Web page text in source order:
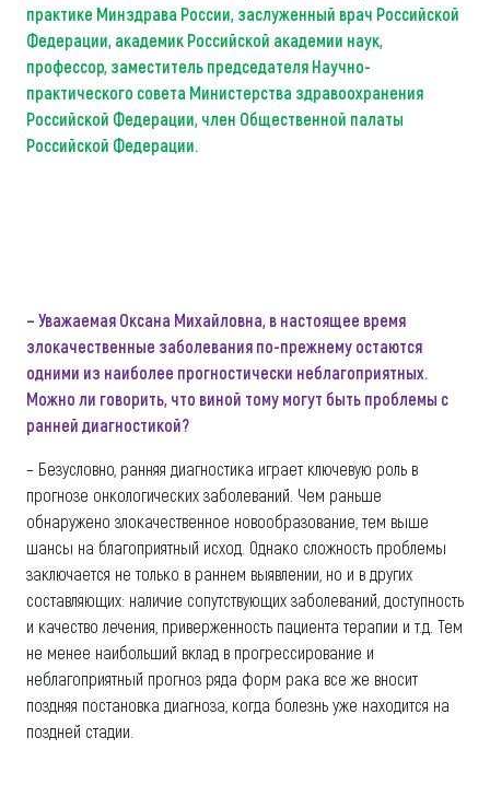
практике Минздрава России, заслуженный врач Российской
Федерации, академик Российской академии наук,
профессор, заместитель председателя Научно-
практического совета Министерства здравоохранения
Российской Федерации, член Общественной палаты
Российской Федерации.
– Уважаемая Оксана Михайловна, в настоящее время
злокачественные заболевания по-прежнему остаются
одними из наиболее прогностически неблагоприятных.
Можно ли говорить, что виной тому могут быть проблемы с
ранней диагностикой?
– Безусловно, ранняя диагностика играет ключевую роль в
прогнозе онкологических заболеваний. Чем раньше
обнаружено злокачественное новообразование, тем выше
шансы на благоприятный исход. Однако сложность проблемы
заключается не только в раннем выявлении, но и в других
составляющих: наличие сопутствующих заболеваний, доступность
и качество лечения, приверженность пациента терапии и т.д. Тем
не менее наибольший вклад в прогрессирование и
неблагоприятный прогноз ряда форм рака все же вносит
поздняя постановка диагноза, когда болезнь уже находится на
поздней стадии.